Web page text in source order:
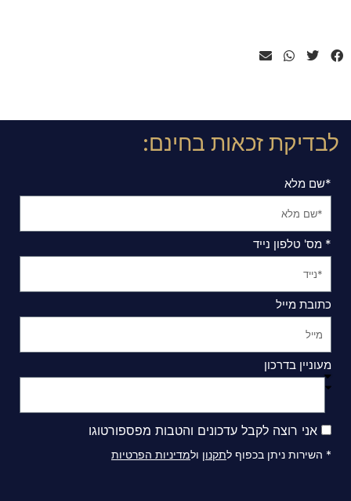
לבדיקת זכאות בחינם:
*שם מלא
* מס' טלפון נייד
כתובת מייל
מעוניין בדרכון
אני רוצה לקבל עדכונים והטבות מפספורטוגו
* השירות ניתן בכפוף לתקנון ולמדיניות הפרטיות